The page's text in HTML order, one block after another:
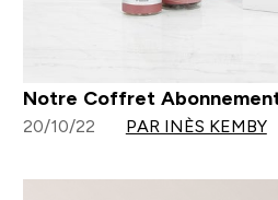
Notre Coffret
20/10/22 PAR INÈS KEMBY